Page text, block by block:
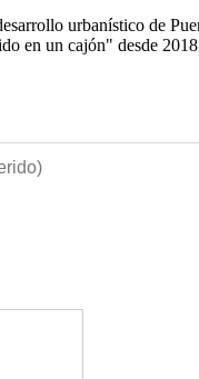
urbanístico de
en un cajón" desde